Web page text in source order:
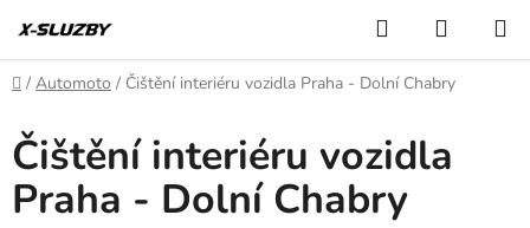
na
obsah
Hledat
KOŠÍK
Domů
/ Automoto / Čištění interiéru vozidla Praha - Dolní Chabry
Čištění interiéru vozidla
Praha - Dolní Chabry